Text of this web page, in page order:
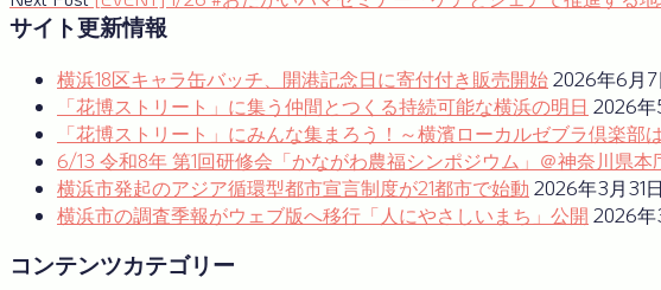
稿
ナ
ビ
ゲ
ー
シ
ン
post:
サイト更新情報
横浜18区キャラ缶バッチ、開港記念日に寄付付き販売開始2026年6月7
「花博ストリート」に集う仲間とつくる持続可能な横浜の明日 2026年
「花博ストリート」にみんな集まろう！～横濱ローカルゼブラ倶楽部
6/13 令和8年 第1回研修会「かながわ農福シンポジウム」＠神奈川県本
横浜市発起のアジア循環型都市宣言制度が21都市で始動 2026年3月31日
横浜市の調査季報がウェブ版へ移行「人にやさしいまち」公開 2026年
コンテンツカテゴリー